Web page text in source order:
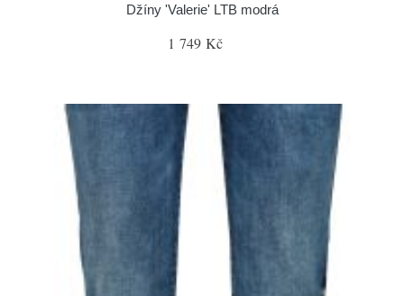
Džíny 'Valerie' LTB modrá
1 749 Kč